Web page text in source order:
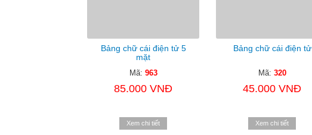
Bảng chữ cái điện tử 5
mặt
Mã: 963
85.000 VNĐ
Xem chi tiết
Bảng chữ cái điện tử
Mã: 320
45.000 VNĐ
Xem chi tiết